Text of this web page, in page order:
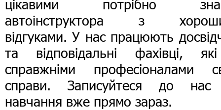
цікавими потрібно
автоінструктора з
відгуками. У нас працюють
та відповідальні фахівці,
справжніми професіоналами
справи. Записуйтеся до
навчання вже прямо зараз.